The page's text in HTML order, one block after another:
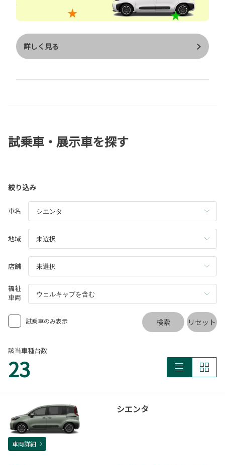
ートに 載せることありますよね？ その荷物の置き忘れを検知す
プレイに メッセージが表示されます♪ さらに、そのまま施錠を
すると ハザードとブザーが複数回鳴ります この機能があればバ
くなりますね♪ ＜天井サーキュレーター＞ 後席にお子さまを乗
（Ｚ、Ｇにメーカーオプション） ＜後席用サンシェード＞ 直射
日光を遮り 日射しを気にせず快適にドライブできます 「ママ眩
ホの充電に便利な 充電用USB端子が２つ付いています 長距離ド
ライブで飽きてしまうお子さまに タブレットを充電しながら 動
画を見せることもできます♪ （Ｚ、Ｇに標準装備。Ｘにメーカー
子さまがいると万が一の災害など 不安になりますよね？ これが
たとえば電気ケトルで お湯を沸かしてミルクを作ったり 炊飯器
でご飯を炊くこともできます♪ （ハイブリッド車にメーカーオプ
ション） ＜サードシートダイブイン機構＞ ７人乗りの場合 サー
ドシートを使わないときは セカンドシートの下に すっきり格納
できます♪ 空間をたっぷり使えるので ベビーカーなど大きな荷
物を載せても 余裕があります！ また、跳ね上げ式と違って 運転
タの燃費は ハイブリッドのZグレードで 28.4km/L(WLTCモー
ド)！ トヨタ車のミニバンの中で 最も良い燃費性能です☆ ガソリ
＊・＊・＊・＊・＊・＊・＊・＊・＊・＊ 他にもおすすめしたい
所がいっぱいのシエンタ この続きは店頭でお伝えさせてください
(^^)!
詳しく見る
試乗車・展示車を探す
絞り込み
車名
地域
店舗
福祉
車両
試乗車のみ表示 検索 リセット
該当車種台数
23
シエンタ
車両詳細